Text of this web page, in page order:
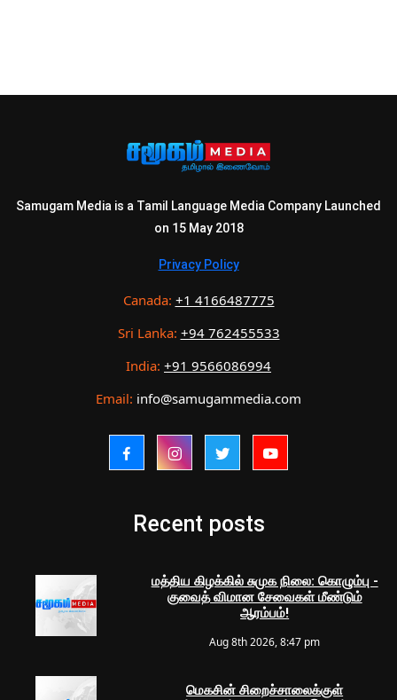
Samugam Media is a Tamil Language Media Company Launched
on 15 May 2018
Privacy Policy
Canada: +1 4166487775
Sri Lanka: +94 762455533
India: +91 9566086994
Email: info@samugammedia.com
Recent posts
மத்திய கிழக்கில் சுமுக நிலை: கொழும்பு -
குவைத் விமான சேவைகள் மீண்டும்
ஆரம்பம்!
Aug 8th 2026, 8:47 pm
மெகசின் சிறைச்சாலைக்குள்